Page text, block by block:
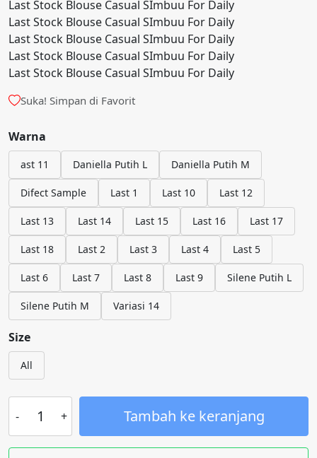
Last Stock Blouse Casual SImbuu For Daily
Last Stock Blouse Casual SImbuu For Daily
Last Stock Blouse Casual SImbuu For Daily
Last Stock Blouse Casual SImbuu For Daily
Last Stock Blouse Casual SImbuu For Daily
Suka! Simpan di Favorit
Warna
ast 11 Daniella Putih L Daniella Putih M
Difect Sample Last 1 Last 10 Last 12
Last 13 Last 14 Last 15 Last 16 Last 17
Last 18 Last 2 Last 3 Last 4 Last 5
Last 6 Last 7 Last 8 Last 9 Silene Putih L
Silene Putih M Variasi 14
Size
All
Tambah ke keranjang